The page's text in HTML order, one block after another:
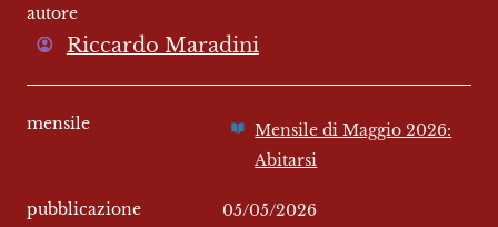
autore
Riccardo Maradini
mensile
Mensile di Maggio 2026:
Abitarsi
pubblicazione 05/05/2026